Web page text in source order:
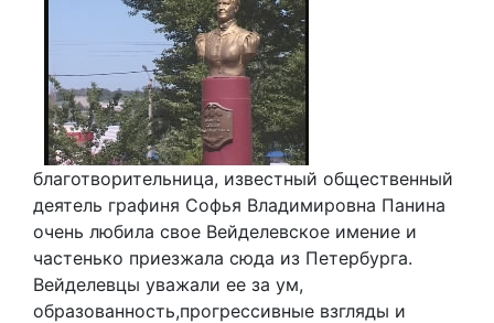
благотворительница, известный общественный
деятель графиня Софья Владимировна Панина
очень любила свое Вейделевское имение и
частенько приезжала сюда из Петербурга.
Вейделевцы уважали ее за ум,
образованность,прогрессивные взгляды и